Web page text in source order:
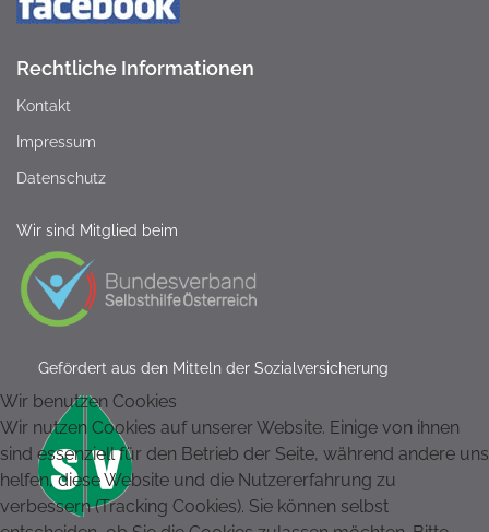
Rechtliche Informationen
Kontakt
Impressum
Datenschutz
Wir sind Mitglied beim
Gefördert aus den Mitteln der Sozialversicherung
Wir benutzen Cookies
Wir nutzen Cookies auf unserer Website. Einige von ihnen
sind essenziell für den Betrieb der Seite, während andere uns
helfen, diese Website und die Nutzererfahrung zu
verbessern (Tracking Cookies). Sie können selbst